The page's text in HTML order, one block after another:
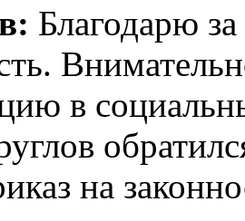
Благодарю
в
на